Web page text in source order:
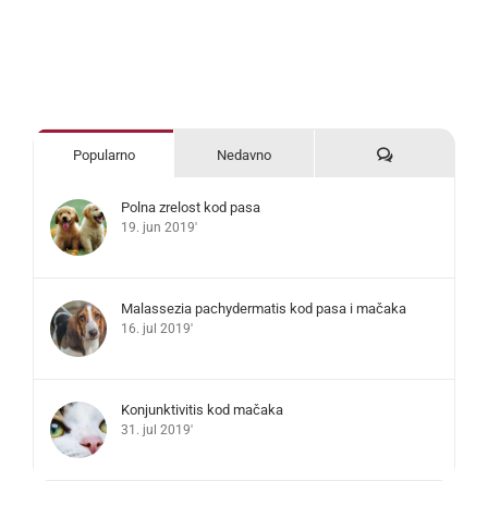
Popularno Nedavno Komentari
Polna zrelost kod pasa
19. jun 2019'
Malassezia pachydermatis kod pasa i mačaka
16. jul 2019'
Konjunktivitis kod mačaka
31. jul 2019'